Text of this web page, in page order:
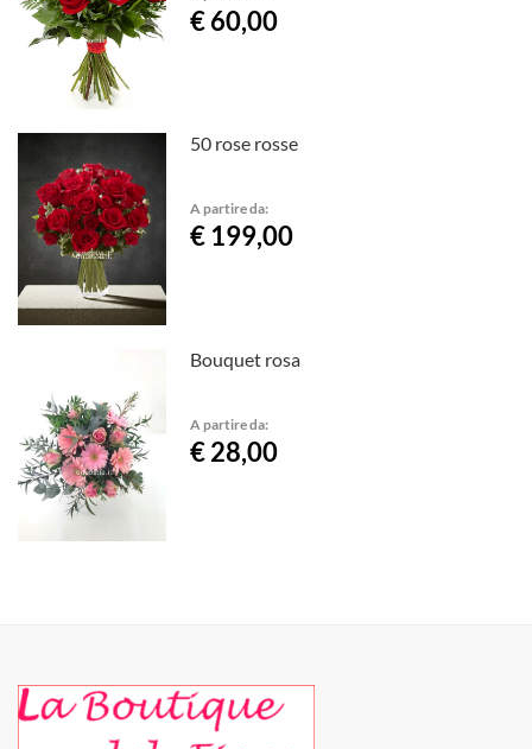
€ 60,00
50 rose rosse
A partire da:
€ 199,00
Bouquet rosa
A partire da:
€ 28,00